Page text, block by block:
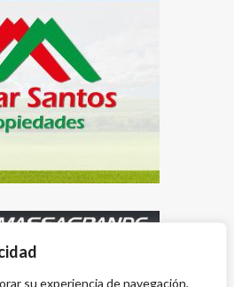
su experiencia de navegación,